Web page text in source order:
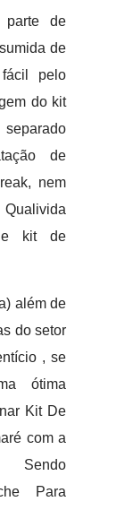
parte de
de
pelo
do kit
de
nem
kit de
além de
do setor
, se
ótima
Kit De
com a
Sendo
Para